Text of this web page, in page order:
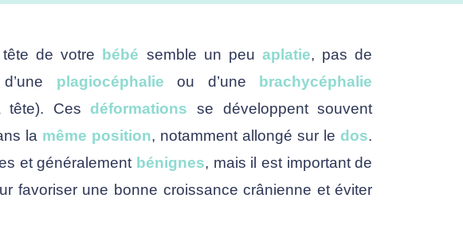
de votre bébé semble un peuaplatie, pas de
plagiocéphalie ou d’une
brachycéphalie
tête). Ces déformations se développent souvent
la même position, notamment allongé sur le dos.
et généralement bénignes, mais il est important de
favoriser une bonne croissance crânienne et éviter